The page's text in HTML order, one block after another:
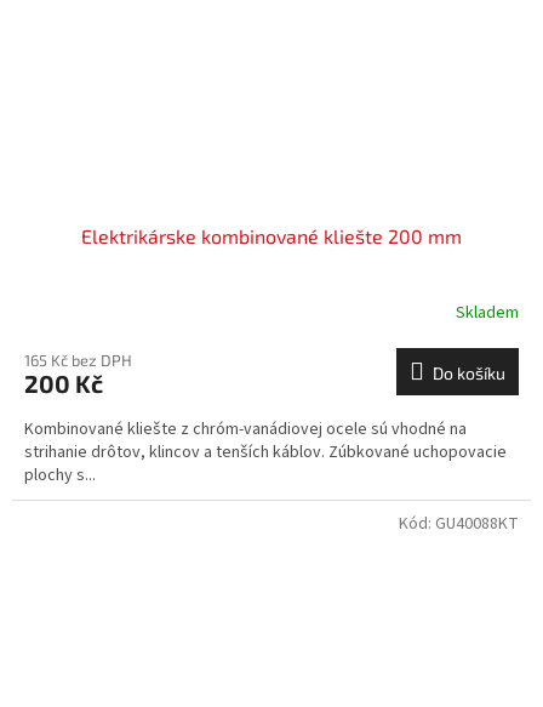
Elektrikárske kombinované kliešte 200 mm
Skladem
165 Kč bez DPH
200 Kč Do košíku
Kombinované kliešte z chróm-vanádiovej ocele sú vhodné na
strihanie drôtov, klincov a tenších káblov. Zúbkované uchopovacie
plochy s...
Kód: GU40088KT